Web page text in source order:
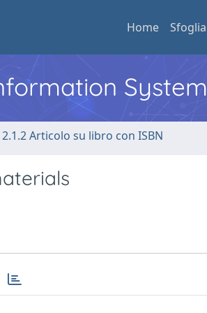
Home Sfoglia
System
2.1.2 Articolo su libro con ISBN